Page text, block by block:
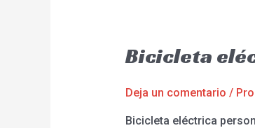
Bicicleta
Deja un comentario /
Bicicleta eléctrica